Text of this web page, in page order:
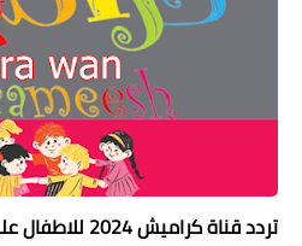
تردد قناة كراميش 2024 للاطفال على النايل سات